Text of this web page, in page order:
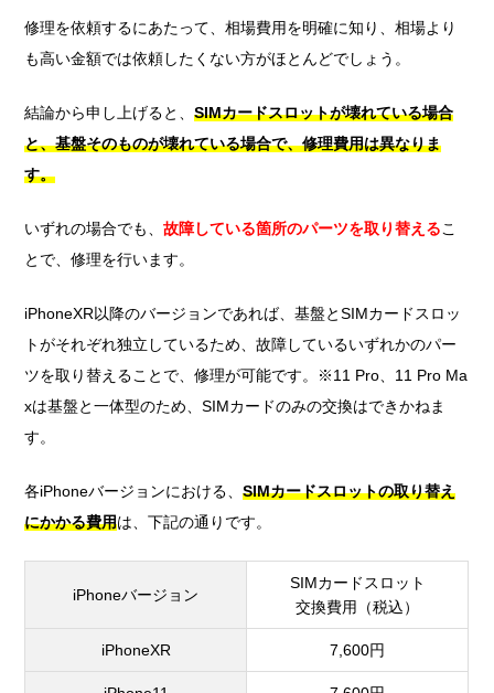
修理を依頼するにあたって、相場費用を明確に知り、相場より
も高い金額では依頼したくない方がほとんどでしょう。
結論から申し上げると、SIMカードスロットが壊れている場合
と、基盤そのものが壊れている場合で、修理費用は異なりま
す。
いずれの場合でも、故障している箇所のパーツを取り替えるこ
とで、修理を行います。
iPhoneXR以降のバージョンであれば、基盤とSIMカードスロッ
トがそれぞれ独立しているため、故障しているいずれかのパー
ツを取り替えることで、修理が可能です。※11 Pro、11 Pro Ma
xは基盤と一体型のため、SIMカードのみの交換はできかねま
す。
各iPhoneバージョンにおける、SIMカードスロットの取り替え
にかかる費用は、下記の通りです。
iPhoneバージョン
SIMカードスロット
交換費用（税込）
iPhoneXR 7,600円